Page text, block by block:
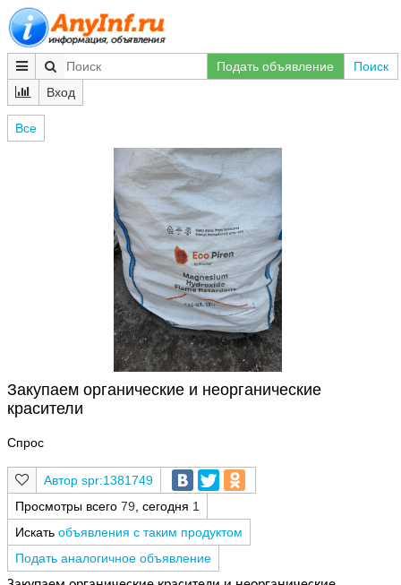
Подать объявление
Поиск
Вход
Все
Закупаем органические и неорганические
красители
Спрос
spr:1381749
Просмотры всего 79 , сегодня 1
Искать объявления с таким продуктом
Подать аналогичное объявление